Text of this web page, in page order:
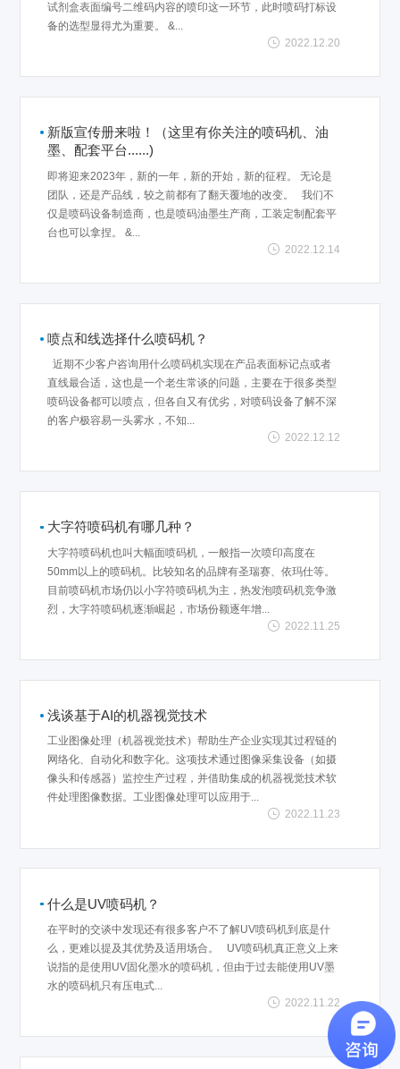
试剂盒表面编号二维码内容的喷印这一环节，此时喷码打标设
备的选型显得尤为重要。 &...
2022.12.20
新版宣传册来啦！（这里有你关注的喷码机、油
墨、配套平台......)
即将迎来2023年，新的一年，新的开始，新的征程。 无论是
团队，还是产品线，较之前都有了翻天覆地的改变。 我们不
仅是喷码设备制造商，也是喷码油墨生产商，工装定制配套平
台也可以拿捏。 &...
2022.12.14
喷点和线选择什么喷码机？
近期不少客户咨询用什么喷码机实现在产品表面标记点或者
直线最合适，这也是一个老生常谈的问题，主要在于很多类型
喷码设备都可以喷点，但各自又有优劣，对喷码设备了解不深
的客户极容易一头雾水，不知...
2022.12.12
大字符喷码机有哪几种？
大字符喷码机也叫大幅面喷码机，一般指一次喷印高度在
50mm以上的喷码机。比较知名的品牌有圣瑞赛、依玛仕等。
目前喷码机市场仍以小字符喷码机为主，热发泡喷码机竞争激
烈，大字符喷码机逐渐崛起，市场份额逐年增...
2022.11.25
浅谈基于AI的机器视觉技术
工业图像处理（机器视觉技术）帮助生产企业实现其过程链的
网络化、自动化和数字化。这项技术通过图像采集设备（如摄
像头和传感器）监控生产过程，并借助集成的机器视觉技术软
件处理图像数据。工业图像处理可以应用于...
2022.11.23
什么是UV喷码机？
在平时的交谈中发现还有很多客户不了解UV喷码机到底是什
么，更难以提及其优势及适用场合。 UV喷码机真正意义上来
说指的是使用UV固化墨水的喷码机，但由于过去能使用UV墨
水的喷码机只有压电式...
2022.11.22